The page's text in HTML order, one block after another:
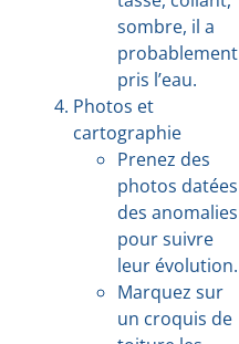
sombre, il a
probablement
pris l’eau.
Photos et
cartographie
Prenez des
photos datées
des anomalies
pour suivre
leur évolution.
Marquez sur
un croquis de